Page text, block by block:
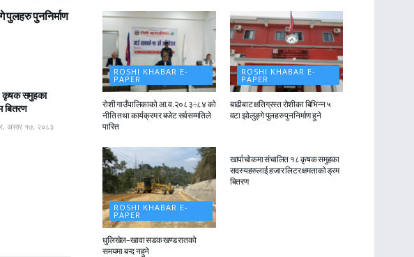
पुलहरु पुननिर्माण
कृषक समुहका
बितरण
असार १७, २०८३
ROSHI KHABAR E-
PAPER
रोशी गाउँपालिकाको आ.व.२०८३÷८४ को
नीति तथा कार्यक्रम र बजेट सर्वसम्मतिले
पारित
ROSHI KHABAR E-
PAPER
बाढीबाट क्षतिग्रस्त रोशीका बिभिन्न ५
वटा झोलुङ्गे पुलहरु पुननिर्माण हुने
ROSHI KHABAR E-
PAPER
धुलिखेल–खावा सडक खण्ड रातको
समयमा बन्द नहुने
खार्पाचोकमा संचालित १८ कृषक समुहका
सदस्यहरुलाई हजार लिटर क्षमताको ड्रम
बितरण
ROSHI KHABAR E-